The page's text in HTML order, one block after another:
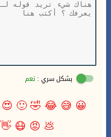
بشكل سري : نعم
😀
😅
😂
🤣
🙂
😍
💩
😡
😷
👋